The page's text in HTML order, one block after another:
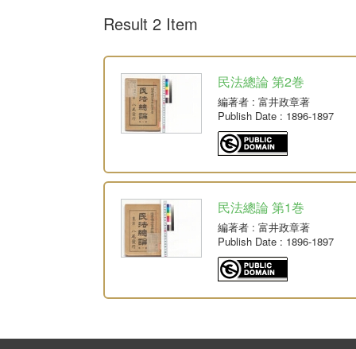
Result 2 Item
民法總論 第2巻
編著者 : 富井政章著
Publish Date : 1896-1897
民法總論 第1巻
編著者 : 富井政章著
Publish Date : 1896-1897